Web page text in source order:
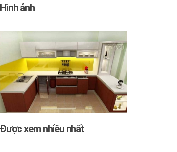
Hình ảnh
Được xem nhiều nhất